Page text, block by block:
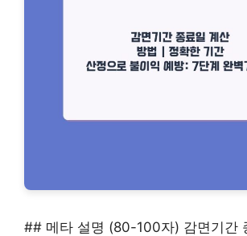
## 메타 설명 (80-100자) 감면기간